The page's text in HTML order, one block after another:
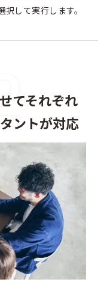
して実行します。
てそれぞれ
ントが対応